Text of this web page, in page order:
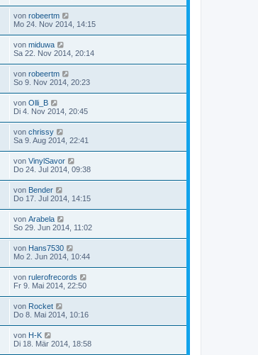
von robeertm
Mo 24. Nov 2014, 14:15
von miduwa
Sa 22. Nov 2014, 20:14
von robeertm
So 9. Nov 2014, 20:23
von Olli_B
Di 4. Nov 2014, 20:45
von chrissy
Sa 9. Aug 2014, 22:41
von VinylSavor
Do 24. Jul 2014, 09:38
von Bender
Do 17. Jul 2014, 14:15
von Arabela
So 29. Jun 2014, 11:02
von Hans7530
Mo 2. Jun 2014, 10:44
von rulerofrecords
Fr 9. Mai 2014, 22:50
von Rocket
Do 8. Mai 2014, 10:16
von H-K
Di 18. Mär 2014, 18:58